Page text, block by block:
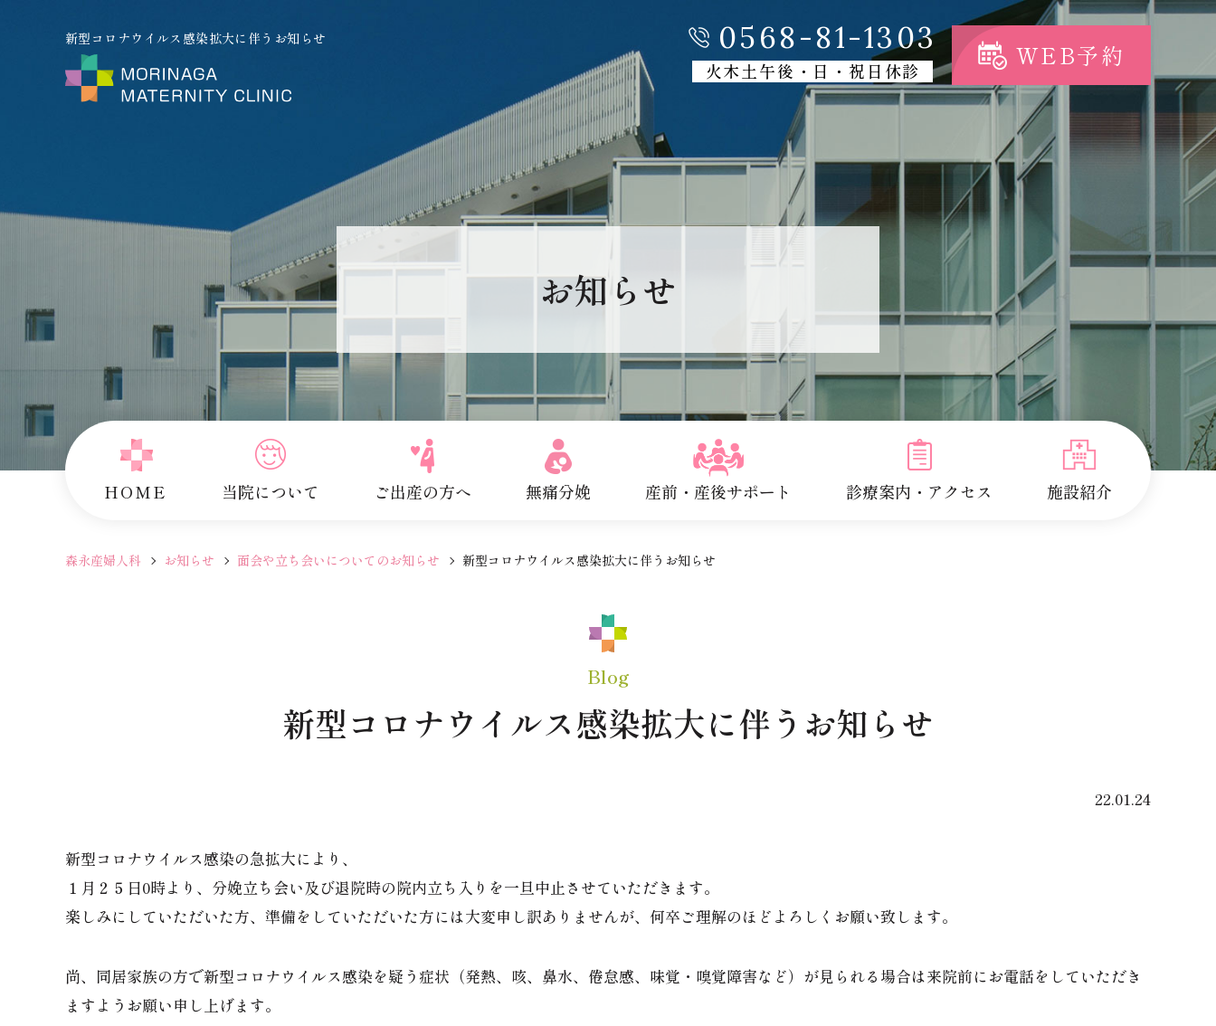
新型コロナウイルス感染拡大に伴うお知らせ 0568-81-1303
火木土午後・日・祝日休診 WEB予約
お知らせ
HOME 当院について ご出産の方へ 無痛分娩 産前・産後サポート 診療案内・アクセス 施設紹介
森永産婦人科 お知らせ 面会や立ち会いについてのお知らせ 新型コロナウイルス感染拡大に伴うお知らせ
Blog
新型コロナウイルス感染拡大に伴うお知らせ
22.01.24
新型コロナウイルス感染の急拡大により、
１月２５日0時より、分娩立ち会い及び退院時の院内立ち入りを一旦中止させていただきます。
楽しみにしていただいた方、準備をしていただいた方には大変申し訳ありませんが、何卒ご理解のほどよろしくお願い致します。
尚、同居家族の方で新型コロナウイルス感染を疑う症状（発熱、咳、鼻水、倦怠感、味覚・嗅覚障害など）が見られる場合は来院前にお電話をしていただき
ますようお願い申し上げます。